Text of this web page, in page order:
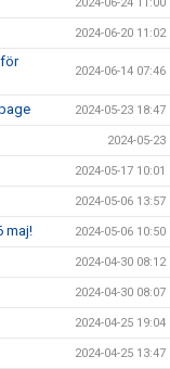
2024-06-20 11:02
2024-06-14 07:46
2024-05-23 18:47
2024-05-23
2024-05-17 10:01
2024-05-06 13:57
maj! 2024-05-06 10:50
2024-04-30 08:12
2024-04-30 08:07
2024-04-25 19:04
2024-04-25 13:47